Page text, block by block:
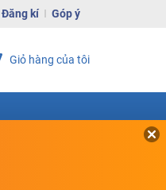
Đăng kí Góp ý
Giỏ hàng của tôi